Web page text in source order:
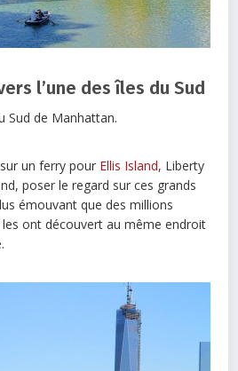
l’une des îles du Sud
Sud de Manhattan.
un ferry pour Ellis Island, Liberty
poser le regard sur ces grands
émouvant que des millions
les ont découvert au même endroit